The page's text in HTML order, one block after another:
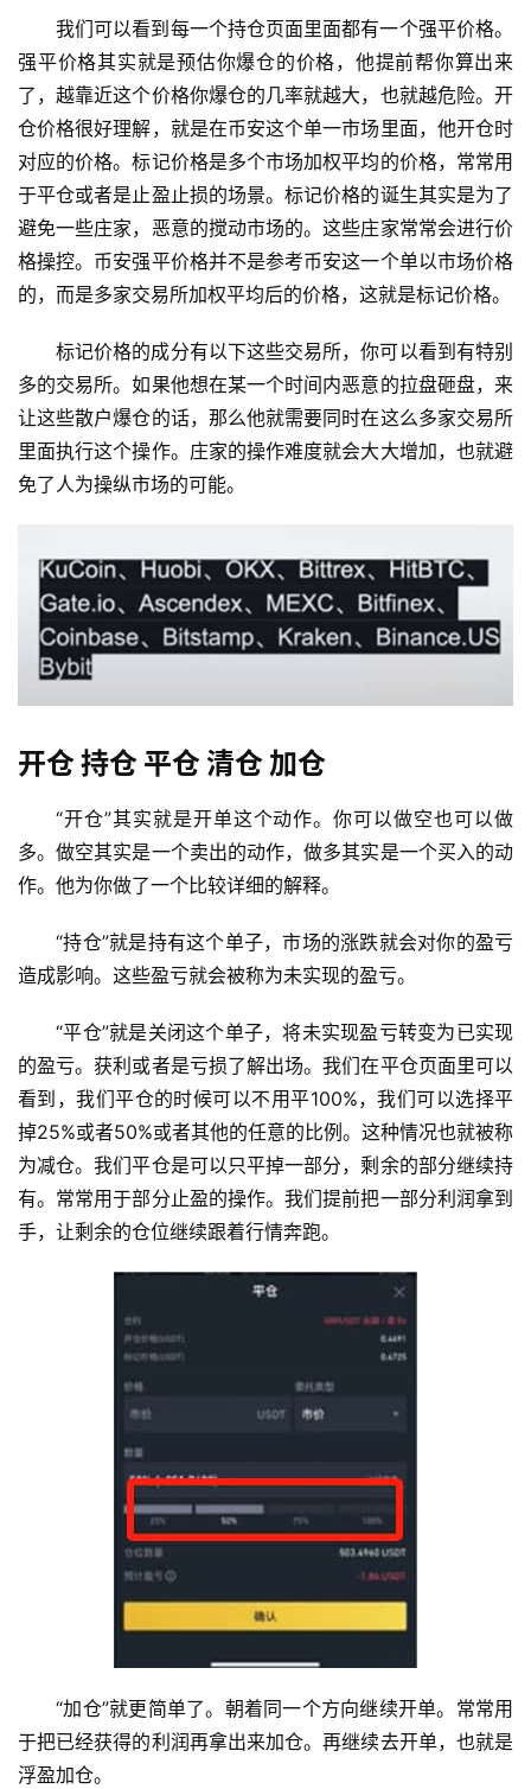
我们可以看到每一个持仓页面里面都有一个强平价格。
强平价格其实就是预估你爆仓的价格，他提前帮你算出来
了，越靠近这个价格你爆仓的几率就越大，也就越危险。开
仓价格很好理解，就是在币安这个单一市场里面，他开仓时
对应的价格。标记价格是多个市场加权平均的价格，常常用
于平仓或者是止盈止损的场景。标记价格的诞生其实是为了
避免一些庄家，恶意的搅动市场的。这些庄家常常会进行价
格操控。币安强平价格并不是参考币安这一个单以市场价格
的，而是多家交易所加权平均后的价格，这就是标记价格。
标记价格的成分有以下这些交易所，你可以看到有特别
多的交易所。如果他想在某一个时间内恶意的拉盘砸盘，来
让这些散户爆仓的话，那么他就需要同时在这么多家交易所
里面执行这个操作。庄家的操作难度就会大大增加，也就避
免了人为操纵市场的可能。
开仓 持仓 平仓 清仓 加仓
“开仓”其实就是开单这个动作。你可以做空也可以做
多。做空其实是一个卖出的动作，做多其实是一个买入的动
作。他为你做了一个比较详细的解释。
“持仓”就是持有这个单子，市场的涨跌就会对你的盈亏
造成影响。这些盈亏就会被称为未实现的盈亏。
“平仓”就是关闭这个单子，将未实现盈亏转变为已实现
的盈亏。获利或者是亏损了解出场。我们在平仓页面里可以
看到，我们平仓的时候可以不用平100%，我们可以选择平
掉25%或者50%或者其他的任意的比例。这种情况也就被称
为减仓。我们平仓是可以只平掉一部分，剩余的部分继续持
有。常常用于部分止盈的操作。我们提前把一部分利润拿到
手，让剩余的仓位继续跟着行情奔跑。
“加仓”就更简单了。朝着同一个方向继续开单。常常用
于把已经获得的利润再拿出来加仓。再继续去开单，也就是
浮盈加仓。